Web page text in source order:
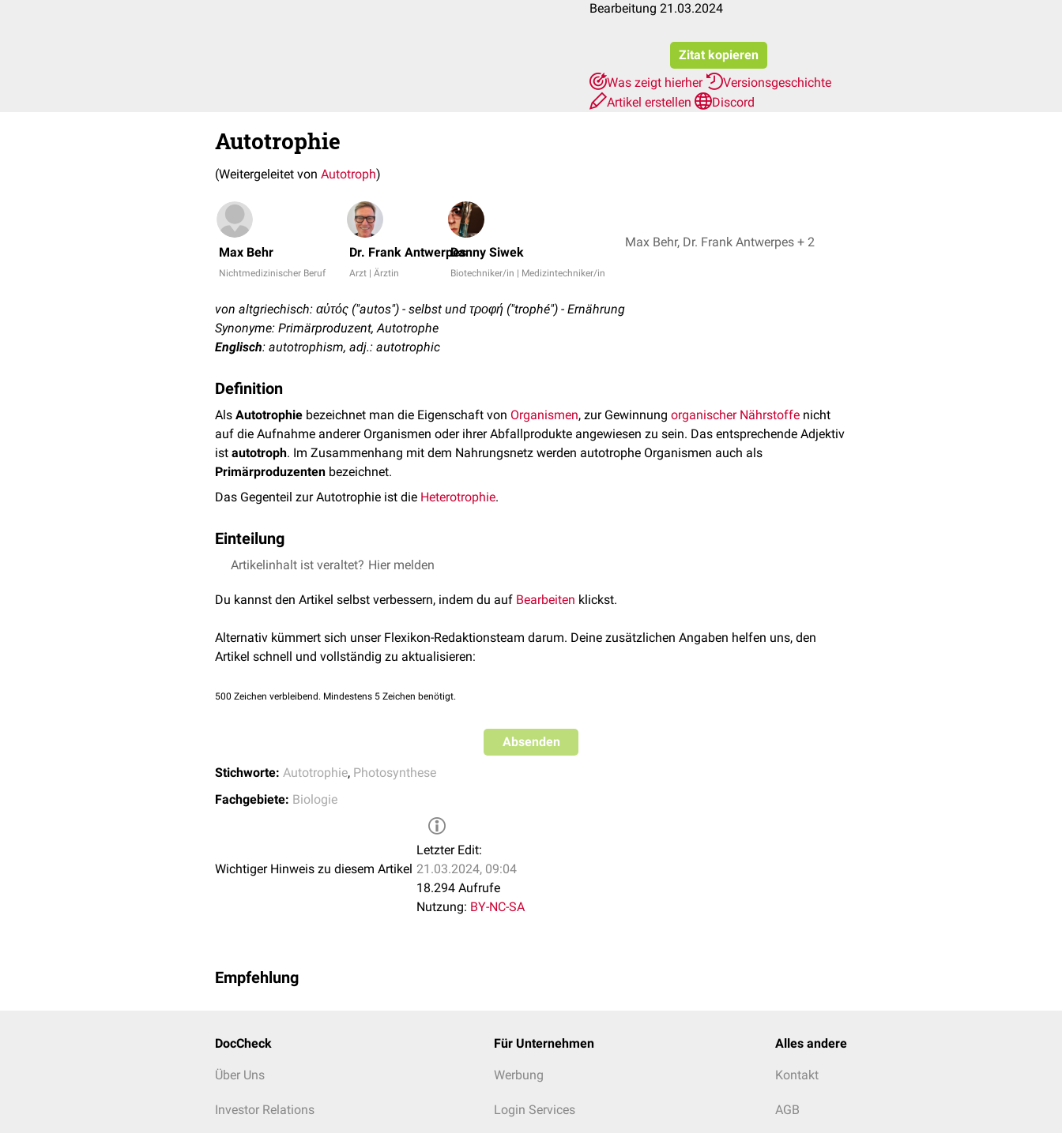
Bearbeitung 21.03.2024
Zitat kopieren
Was zeigt hierher
Versionsgeschichte
Artikel erstellen
Discord
Autotrophie
(Weitergeleitet von Autotroph)
Max Behr
Nichtmedizinischer Beruf
Dr. Frank Antwerpes
Arzt | Ärztin
Danny Siwek
Biotechniker/in | Medizintechniker/in
Max Behr, Dr. Frank Antwerpes + 2
von altgriechisch: αὐτός ("autos") - selbst und τροφή ("trophé") - Ernährung
Synonyme: Primärproduzent, Autotrophe
Englisch: autotrophism, adj.: autotrophic
Definition
Als Autotrophie bezeichnet man die Eigenschaft von Organismen, zur Gewinnung organischer Nährstoffe nicht
auf die Aufnahme anderer Organismen oder ihrer Abfallprodukte angewiesen zu sein. Das entsprechende Adjektiv
ist autotroph. Im Zusammenhang mit dem Nahrungsnetz werden autotrophe Organismen auch als
Primärproduzenten bezeichnet.
Das Gegenteil zur Autotrophie ist die Heterotrophie.
Einteilung
Meistens bezieht sich der Begriff Autotrophie auf Energie- und
Photoautotrophe: betreibenPhotosynthese (oxygen oder anoxygen) und nutzen Sonnenenergie
(CO 2
chlorophyllhaltigen Pflanzengehören zu dieser Gruppe auch bestimmteProtisten (Algen) und einige
Prokaryoten(z.B.Cyanobakterien)
CO . Vertreter dieser Gruppe sind z.B. bestimmte Prokaryoten, etwa
Bakterien sind in Bezug auf ihre Stickstopfquelle autotroph.
Artikelinhalt ist veraltet? Hier melden
Du kannst den Artikel selbst verbessern, indem du auf Bearbeiten klickst.
Alternativ kümmert sich unser Flexikon-Redaktionsteam darum. Deine zusätzlichen Angaben helfen uns, den
Artikel schnell und vollständig zu aktualisieren:
500 Zeichen verbleibend. Mindestens 5 Zeichen benötigt.
Absenden
Stichworte: Autotrophie, Photosynthese
Fachgebiete: Biologie
Wichtiger Hinweis zu diesem Artikel
Letzter Edit:
21.03.2024, 09:04
18.294 Aufrufe
Nutzung: BY-NC-SA
Empfehlung
DocCheck
Über Uns
Investor Relations
Für Unternehmen
Werbung
Login Services
Alles andere
Kontakt
AGB